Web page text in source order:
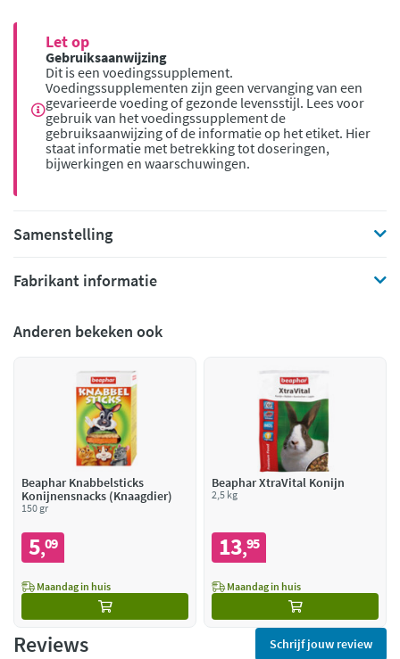
Let op
Gebruiksaanwijzing
Dit is een voedingssupplement.
Voedingssupplementen zijn geen vervanging van een
gevarieerde voeding of gezonde levensstijl. Lees voor
gebruik van het voedingssupplement de
gebruiksaanwijzing of de informatie op het etiket. Hier
staat informatie met betrekking tot doseringen,
bijwerkingen en waarschuwingen.
Samenstelling
Fabrikant informatie
Anderen bekeken ook
Beaphar Knabbelsticks
Konijnensnacks (Knaagdier)
150 gr
5,09
Maandag in huis
Beaphar XtraVital Konijn
2,5 kg
13,95
Maandag in huis
Reviews Schrijf jouw review